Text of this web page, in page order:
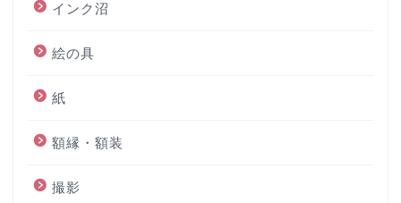
インク沼
絵の具
紙
額縁・額装
撮影